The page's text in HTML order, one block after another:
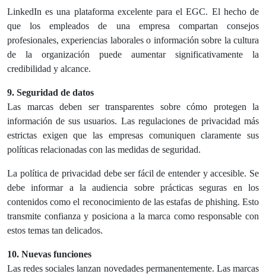
LinkedIn es una plataforma excelente para el EGC. El hecho de
que los empleados de una empresa compartan consejos
profesionales, experiencias laborales o información sobre la cultura
de la organización puede aumentar significativamente la
credibilidad y alcance.
9. Seguridad de datos
Las marcas deben ser transparentes sobre cómo protegen la
información de sus usuarios. Las regulaciones de privacidad más
estrictas exigen que las empresas comuniquen claramente sus
políticas relacionadas con las medidas de seguridad.
La política de privacidad debe ser fácil de entender y accesible. Se
debe informar a la audiencia sobre prácticas seguras en los
contenidos como el reconocimiento de las estafas de phishing. Esto
transmite confianza y posiciona a la marca como responsable con
estos temas tan delicados.
10. Nuevas funciones
Las redes sociales lanzan novedades permanentemente. Las marcas